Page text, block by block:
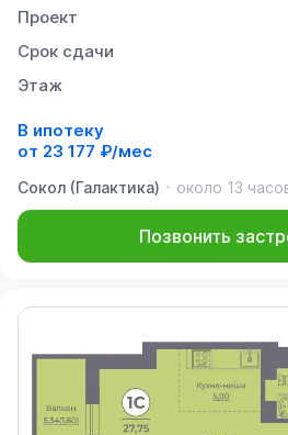
Проект
Срок сдачи
Этаж
В ипотеку
от 23 177 ₽/мес
Сокол (Галактика)
около 13
Позвонить